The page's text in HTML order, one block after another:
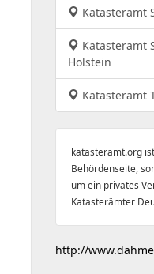
Katasteramt
Katasteramt
Holstein
Katasteramt
katasteramt.org
Behördenseite,
um ein privates
Katasterämter
http://